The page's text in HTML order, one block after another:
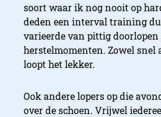
soort waar ik nog nooit op
deden een interval training
varieerde van pittig
herstelmomenten. Zowel snel
loopt het lekker.
Ook andere lopers op die
over de schoen. Vrijwel